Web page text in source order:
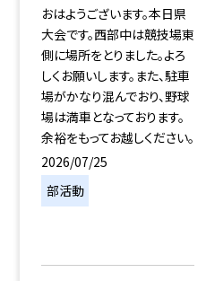
おはようございます。本日県
大会です。西部中は競技場東
側に場所をとりました。よろ
しくお願いします。また、駐車
場がかなり混んでおり、野球
場は満車となっております。
余裕をもってお越しください。
2026/07/25
部活動